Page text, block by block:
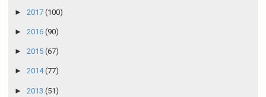
► 2017 (100)
► 2016 (90)
► 2015 (67)
► 2014(77)
► 2013 (51)